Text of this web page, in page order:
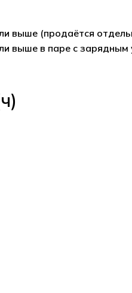
выше (продаётся
выше в паре с